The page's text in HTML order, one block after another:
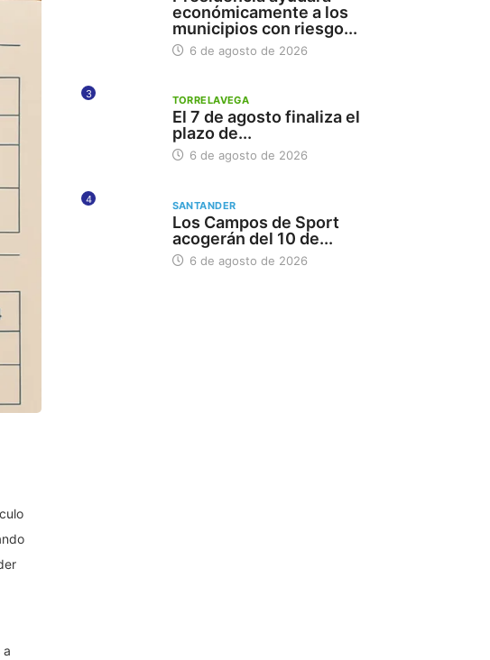
a
económicamente a los
municipios con riesgo...
6 de agosto de 2026
3 TORRELAVEGA
El 7 de agosto finaliza el
plazo de...
6 de agosto de 2026
4 SANTANDER
Los Campos de Sport
acogerán del 10 de...
6 de agosto de 2026